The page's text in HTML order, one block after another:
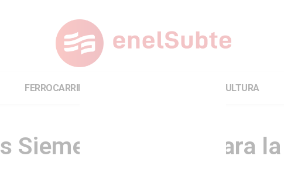
FERROCARRILES CULTURA
Siemens de 1934 para la